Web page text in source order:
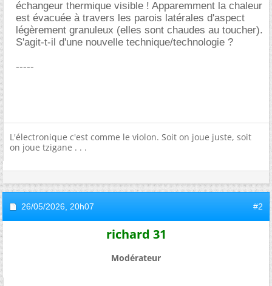
échangeur thermique visible ! Apparemment la chaleur
est évacuée à travers les parois latérales d'aspect
légèrement granuleux (elles sont chaudes au toucher).
S'agit-t-il d'une nouvelle technique/technologie ?
-----
L'électronique c'est comme le violon. Soit on joue juste, soit
on joue tzigane . . .
26/05/2026, 20h07 #2
richard 31
Modérateur